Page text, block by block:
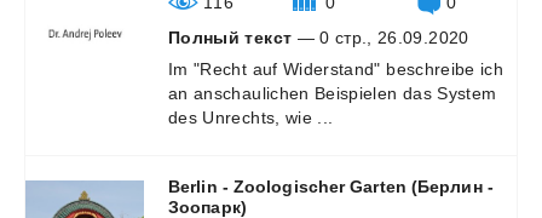
Полный текст — 0 стр., 26.09.2020
Im "Recht auf Widerstand" beschreibe ich
an anschaulichen Beispielen das System
des Unrechts, wie
Berlin - Zoologischer Garten (Берлин -
Зоопарк)